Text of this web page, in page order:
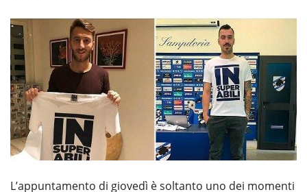
L’appuntamento di giovedì è soltanto uno dei momenti